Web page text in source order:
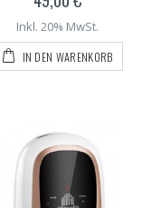
Inkl. 20% MwSt.
IN DEN WARENKORB